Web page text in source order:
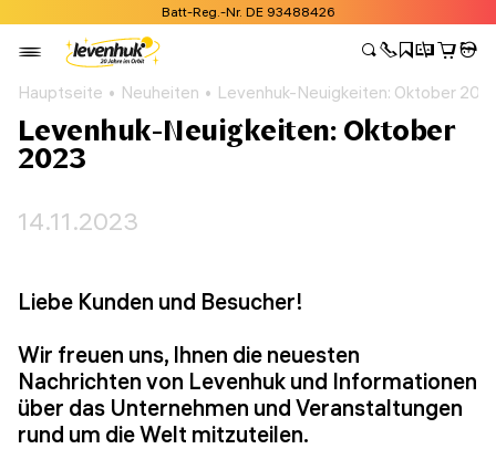
Batt-Reg.-Nr. DE 93488426
Hauptseite Neuheiten Levenhuk-Neuigkeiten: Oktober
Levenhuk-Neuigkeiten: Oktober
2023
14.11.2023
Liebe Kunden und Besucher!
Wir freuen uns, Ihnen die neuesten
Nachrichten von Levenhuk und Informationen
über das Unternehmen und Veranstaltungen
rund um die Welt mitzuteilen.